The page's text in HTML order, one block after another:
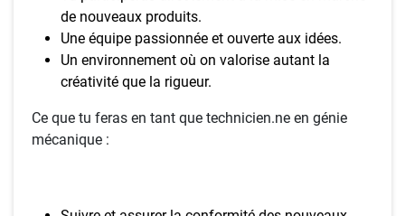
de nouveaux produits.
Une équipe passionnée et ouverte aux idées.
Un environnement où on valorise autant la
créativité que la rigueur.
Ce que tu feras en tant que technicien.ne en génie
mécanique :